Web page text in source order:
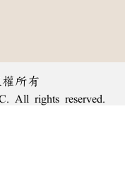
所有
All rights reserved.